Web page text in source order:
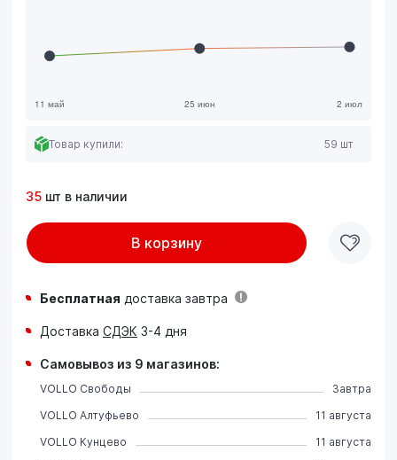
Товар купили: 59 шт
35 шт в наличии
В корзину
Бесплатная доставка завтра
Доставка СДЭК 3-4 дня
Самовывоз из 9 магазинов:
VOLLO Свободы
Завтра
VOLLO Алтуфьево
11 августа
VOLLO Кунцево
11 августа